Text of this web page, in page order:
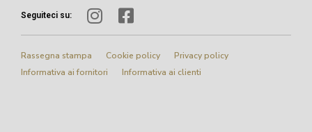
Seguiteci su:
Rassegna stampa Cookie policy
Privacy policy
Informativa ai fornitori
Informativa ai clienti